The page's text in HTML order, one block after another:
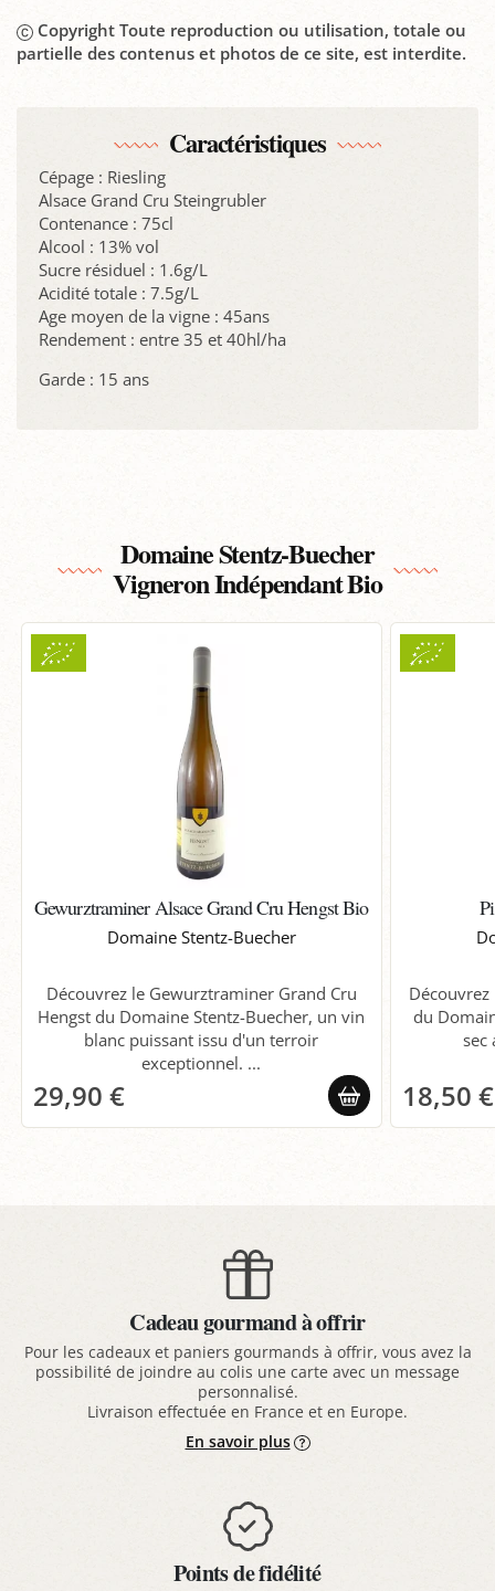
Copyright Toute reproduction ou utilisation, totale ou
partielle des contenus et photos de ce site, est interdite.
Caractéristiques
Cépage : Riesling
Alsace Grand Cru Steingrubler
Contenance : 75cl
Alcool : 13% vol
Sucre résiduel : 1.6g/L
Acidité totale : 7.5g/L
Age moyen de la vigne : 45ans
Rendement : entre 35 et 40hl/ha
Garde : 15 ans
Domaine Stentz-Buecher
Vigneron Indépendant Bio
Gewurztraminer Alsace Grand Cru Hengst Bio
Domaine Stentz-Buecher
Découvrez le Gewurztraminer Grand Cru
Hengst du Domaine Stentz-Buecher, un vin
blanc puissant issu d'un terroir
exceptionnel. ...
29,90 €
du
sec
18,50 €
Cadeau gourmand à offrir
Pour les cadeaux et paniers gourmands à offrir, vous avez la
possibilité de joindre au colis une carte avec un message
personnalisé.
Livraison effectuée en France et en Europe.
En savoir plus
Points de fidélité